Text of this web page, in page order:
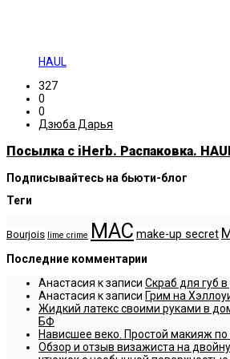
HAUL
327
0
0
Дзюба Дарья
Посылка с iHerb. Распаковка.
Подписывайтесь на бьюти-блог
Теги
Bourjois lime crime MAC make-up secret
Последние комментарии
Анастасия к записи Скраб для губ
Анастасия к записи Грим на
Жидкий латекс своими руками в
БФ
Нависшее веко. Простой макияж
Обзор и отзыв визажиста на